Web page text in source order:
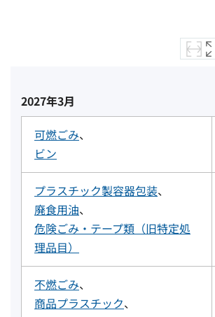
2027年3月
可燃ごみ、
ビン
プラスチック製容器包装、
廃食用油、
危険ごみ・テープ類（旧特定処
理品目）
不燃ごみ、
商品プラスチック、